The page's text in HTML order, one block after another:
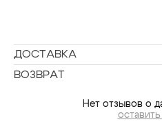
ДОСТАВКА
ВОЗВРАТ
Нет отзывов о